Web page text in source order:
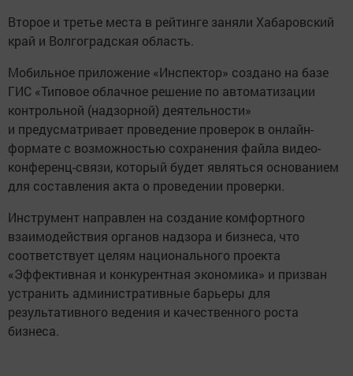
Второе и третье места в рейтинге заняли Хабаровский
край и Волгоградская область.
Мобильное приложение «Инспектор» создано на базе
ГИС «Типовое облачное решение по автоматизации
контрольной (надзорной) деятельности»
и предусматривает проведение проверок в онлайн-
формате с возможностью сохранения файла видео-
конференц-связи, который будет являться основанием
для составления акта о проведении проверки.
Инструмент направлен на создание комфортного
взаимодействия органов надзора и бизнеса, что
соответствует целям национального проекта
«Эффективная и конкурентная экономика» и призван
устранить административные барьеры для
результативного ведения и качественного роста
бизнеса.